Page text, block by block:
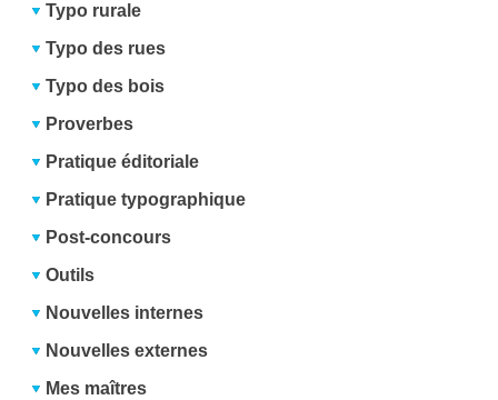
Typo rurale
Typo des rues
Typo des bois
Proverbes
Pratique éditoriale
Pratique typographique
Post-concours
Outils
Nouvelles internes
Nouvelles externes
Mes maîtres